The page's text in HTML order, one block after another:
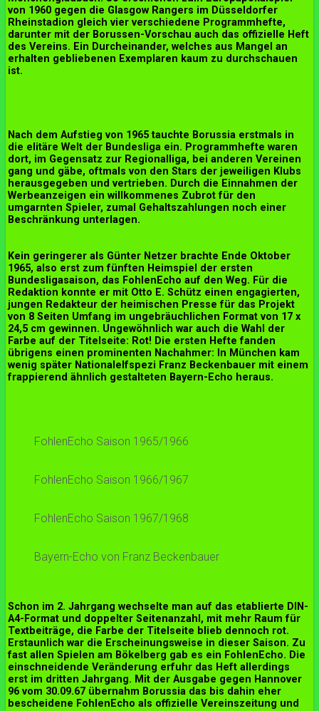
von 1960 gegen die Glasgow Rangers im Düsseldorfer
Rheinstadion gleich vier verschiedene Programmhefte,
darunter mit der Borussen-Vorschau auch das offizielle Heft
des Vereins. Ein Durcheinander, welches aus Mangel an
erhalten gebliebenen Exemplaren kaum zu durchschauen
ist.
Nach dem Aufstieg von 1965 tauchte Borussia erstmals in
die elitäre Welt der Bundesliga ein. Programmhefte waren
dort, im Gegensatz zur Regionalliga, bei anderen Vereinen
gang und gäbe, oftmals von den Stars der jeweiligen Klubs
herausgegeben und vertrieben. Durch die Einnahmen der
Werbeanzeigen ein willkommenes Zubrot für den
umgarnten Spieler, zumal Gehaltszahlungen noch einer
Beschränkung unterlagen.
Kein geringerer als Günter Netzer brachte Ende Oktober
1965, also erst zum fünften Heimspiel der ersten
Bundesligasaison, das FohlenEcho auf den Weg. Für die
Redaktion konnte er mit Otto E. Schütz einen engagierten,
jungen Redakteur der heimischen Presse für das Projekt
von 8 Seiten Umfang im ungebräuchlichen Format von 17 x
24,5 cm gewinnen. Ungewöhnlich war auch die Wahl der
Farbe auf der Titelseite: Rot! Die ersten Hefte fanden
übrigens einen prominenten Nachahmer: In München kam
wenig später Nationalelfspezi Franz Beckenbauer mit einem
frappierend ähnlich gestalteten Bayern-Echo heraus.
FohlenEcho Saison 1965/1966
FohlenEcho Saison 1966/1967
FohlenEcho Saison 1967/1968
Bayern-Echo von Franz Beckenbauer
Schon im 2. Jahrgang wechselte man auf das etablierte DIN-
A4-Format und doppelter Seitenanzahl, mit mehr Raum für
Textbeiträge, die Farbe der Titelseite blieb dennoch rot.
Erstaunlich war die Erscheinungsweise in dieser Saison. Zu
fast allen Spielen am Bökelberg gab es ein FohlenEcho. Die
einschneidende Veränderung erfuhr das Heft allerdings
erst im dritten Jahrgang. Mit der Ausgabe gegen Hannover
96 vom 30.09.67 übernahm Borussia das bis dahin eher
bescheidene FohlenEcho als offizielle Vereinszeitung und